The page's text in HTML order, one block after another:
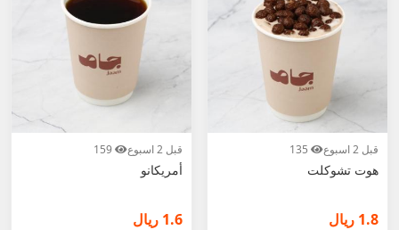
قبل 2 اسبوع
هوت تشوكلت
1.8 ريال
قبل 2 اسبوع
أمريكانو
1.6 ريال